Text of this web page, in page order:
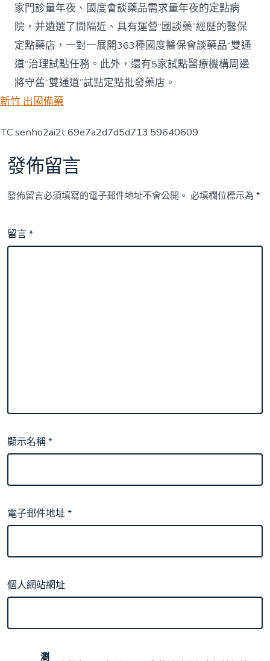
家門診量年夜、國度會談藥品需求量年夜的定點病
院，并遴選了間隔近、具有運營“國談藥”經歷的醫保
定點藥店，一對一展開363種國度醫保會談藥品“雙通
道”治理試點任務。此外，還有5家試點醫療機構周邊
將守舊“雙通道”試點定點批發藥店。
新竹 出國備藥
TC:senho2ai2l 69e7a2d7d5d713.59640609
發佈留言
發佈留言必須填寫的電子郵件地址不會公開。 必填欄位標示為*
留言*
顯示名稱*
電子郵件地址*
個人網站網址
瀏